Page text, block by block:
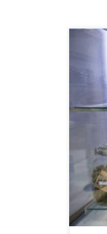
W
w
w